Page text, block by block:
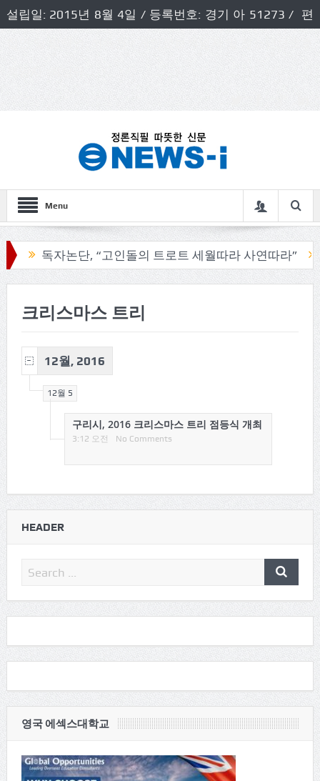
설립일: 2015년 8월 4일 / 등록번호: 경기 아 51273 / 편
집인 및 발행인: 허득천 / 개인정보책임자 및 청소년보호호
책임자: 최상규
Menu
독자논단, “고인돌의 트로트 세월따라 사연따라” 구
크리스마스 트리
12월, 2016
12월 5
구리시, 2016 크리스마스 트리 점등식 개최
3:12 오전 No Comments
HEADER
영국 에섹스대학교